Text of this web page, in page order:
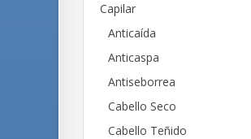
Capilar
Anticaída
Anticaspa
Antiseborrea
Cabello Seco
Cabello Teñido